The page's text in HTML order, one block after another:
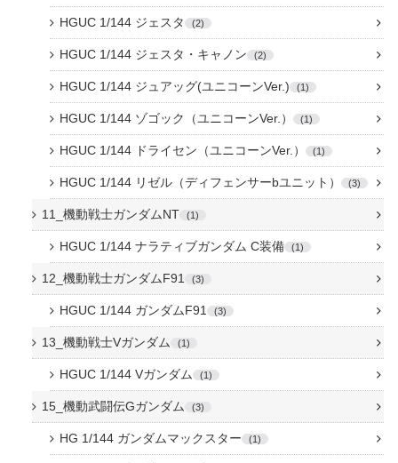
HGUC 1/144 ジェスタ 2
HGUC 1/144 ジェスタ・キャノン 2
HGUC 1/144 ジュアッグ(ユニコーンVer.) 1
HGUC 1/144 ゾゴック（ユニコーンVer.） 1
HGUC 1/144 ドライセン（ユニコーンVer.） 1
HGUC 1/144 リゼル（ディフェンサーbユニット） 3
11_機動戦士ガンダムNT 1
HGUC 1/144 ナラティブガンダム C装備 1
12_機動戦士ガンダムF91 3
HGUC 1/144 ガンダムF91 3
13_機動戦士Vガンダム 1
HGUC 1/144 Vガンダム 1
15_機動武闘伝Gガンダム 3
HG 1/144 ガンダムマックスター 1